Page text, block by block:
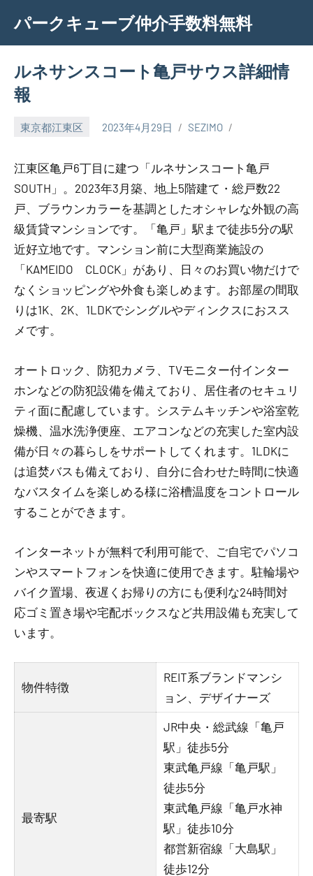
content
パークキューブ仲介手数料無料
ルネサンスコート亀戸サウス詳細情
報
東京都江東区 2023年4月29日 SEZIMO
江東区亀戸6丁目に建つ「ルネサンスコート亀戸
SOUTH」。2023年3月築、地上5階建て・総戸数22
戸、ブラウンカラーを基調としたオシャレな外観の高
級賃貸マンションです。「亀戸」駅まで徒歩5分の駅
近好立地です。マンション前に大型商業施設の
「KAMEIDO CLOCK」があり、日々のお買い物だけで
なくショッピングや外食も楽しめます。お部屋の間取
りは1K、2K、1LDKでシングルやディンクスにおスス
メです。
オートロック、防犯カメラ、TVモニター付インター
ホンなどの防犯設備を備えており、居住者のセキュリ
ティ面に配慮しています。システムキッチンや浴室乾
燥機、温水洗浄便座、エアコンなどの充実した室内設
備が日々の暮らしをサポートしてくれます。1LDKに
は追焚バスも備えており、自分に合わせた時間に快適
なバスタイムを楽しめる様に浴槽温度をコントロール
することができます。
インターネットが無料で利用可能で、ご自宅でパソコ
ンやスマートフォンを快適に使用できます。駐輪場や
バイク置場、夜遅くお帰りの方にも便利な24時間対
応ゴミ置き場や宅配ボックスなど共用設備も充実して
います。
物件特徴
REIT系ブランドマンシ
ョン、デザイナーズ
最寄駅
JR中央・総武線「亀戸
駅」徒歩5分
東武亀戸線「亀戸駅」
徒歩5分
東武亀戸線「亀戸水神
駅」徒歩10分
都営新宿線「大島駅」
徒歩12分